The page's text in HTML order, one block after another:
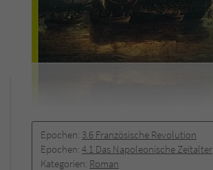
Epochen: 3.6 Französische Revolution
Epochen: 4.1 Das Napoleonische Zeitalter
Kategorien: Roman